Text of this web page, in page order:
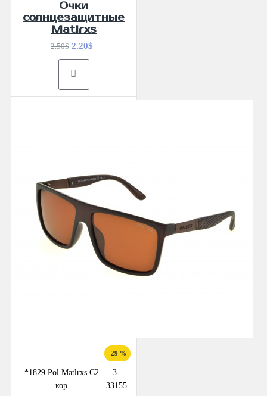
Очки
солнцезащитные
Matlrxs
2.50$ 2.20$
-29 %
*1829 Pol Matlrxs С2
кор
3-
33155